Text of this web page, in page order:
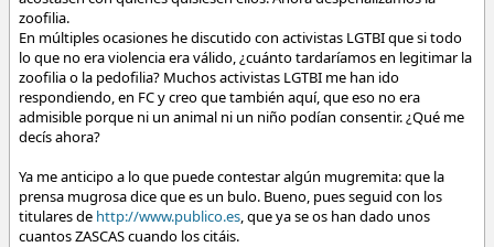
zoofilia.
En múltiples ocasiones he discutido con activistas LGTBI que si todo
lo que no era violencia era válido, ¿cuánto tardaríamos en legitimar la
zoofilia o la pedofilia? Muchos activistas LGTBI me han ido
respondiendo, en FC y creo que también aquí, que eso no era
admisible porque ni un animal ni un niño podían consentir. ¿Qué me
decís ahora?
Ya me anticipo a lo que puede contestar algún mugremita: que la
prensa mugrosa dice que es un bulo. Bueno, pues seguid con los
titulares de http://www.publico.es, que ya se os han dado unos
cuantos ZASCAS cuando los citáis.